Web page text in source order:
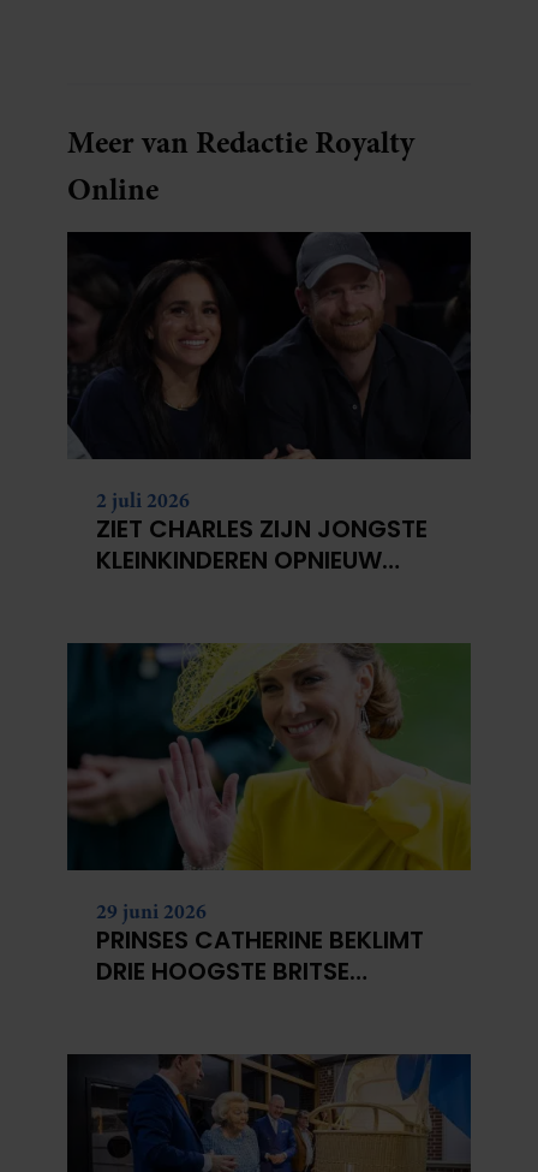
Meer van Redactie Royalty
Online
2 juli 2026
ZIET CHARLES ZIJN JONGSTE
KLEINKINDEREN OPNIEUW
29 juni 2026
PRINSES CATHERINE BEKLIMT
DRIE HOOGSTE BRITSE